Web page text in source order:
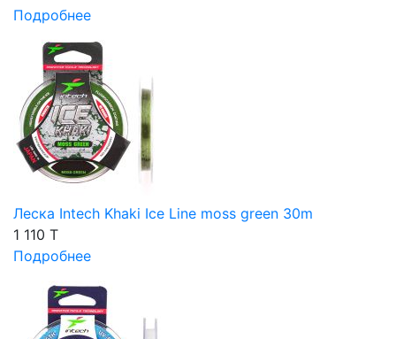
Подробнее
Леска Intech Khaki Ice Line moss green 30m
1 110 T
Подробнее